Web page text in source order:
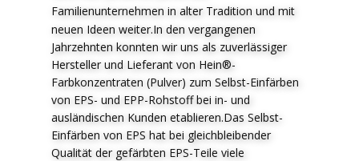
Familienunternehmen in alter Tradition und mit
neuen Ideen weiter.In den vergangenen
Jahrzehnten konnten wir uns als zuverlässiger
Hersteller und Lieferant von Hein®-
Farbkonzentraten (Pulver) zum Selbst-Einfärben
von EPS- und EPP-Rohstoff bei in- und
ausländischen Kunden etablieren.Das Selbst-
Einfärben von EPS hat bei gleichbleibender
Qualität der gefärbten EPS-Teile viele